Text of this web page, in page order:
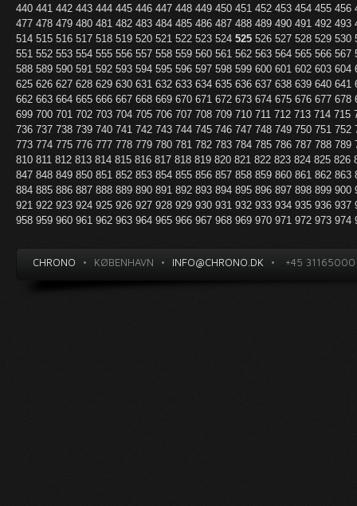
440 441 442 443 444 445 446 447 448 449 450 451 452 453 454 455 456
477 478 479 480 481 482 483 484 485 486 487 488 489 490 491 492 493
514 515 516 517 518 519 520 521 522 523 524 525 526 527 528 529 530
551 552 553 554 555 556 557 558 559 560 561 562 563 564 565 566 567
588 589 590 591 592 593 594 595 596 597 598 599 600 601 602 603 604
625 626 627 628 629 630 631 632 633 634 635 636 637 638 639 640 641
662 663 664 665 666 667 668 669 670 671 672 673 674 675 676 677 678
699 700 701 702 703 704 705 706 707 708 709 710 711 712 713 714 715
736 737 738 739 740 741 742 743 744 745 746 747 748 749 750 751 752
773 774 775 776 777 778 779 780 781 782 783 784 785 786 787 788 789
810 811 812 813 814 815 816 817 818 819 820 821 822 823 824 825 826
847 848 849 850 851 852 853 854 855 856 857 858 859 860 861 862 863
884 885 886 887 888 889 890 891 892 893 894 895 896 897 898 899 900
921 922 923 924 925 926 927 928 929 930 931 932 933 934 935 936 937
958 959 960 961 962 963 964 965 966 967 968 969 970 971 972 973 974
CHRONO • KØBENHAVN • INFO@CHRONO.DK • +45 31165000